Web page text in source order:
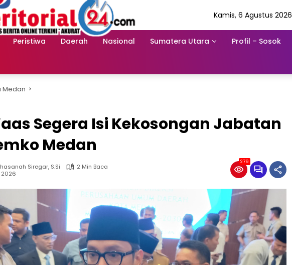
Kamis, 6 Agustus 2026
Peristiwa Daerah Nasional Sumatera Utara Profil – Sosok
Medan
Segera Isi Kekosongan Jabatan
Medan
Siregar, S.Si
2 Min Baca
2026
279